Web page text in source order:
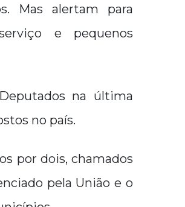
Mas alertam para
e pequenos
na última
no país.
por dois, chamados
pela União e o